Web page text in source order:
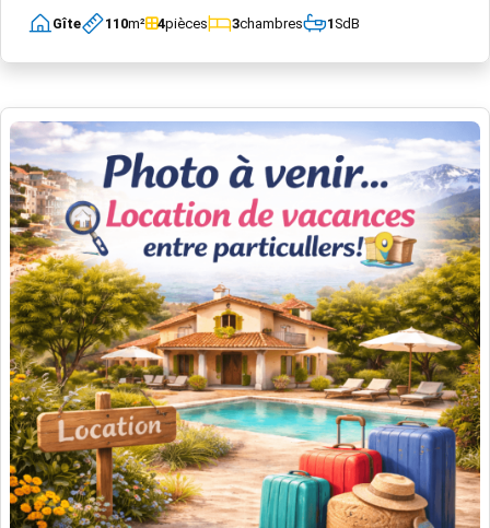
Gîte 110m² 4pièces 3chambres 1SdB